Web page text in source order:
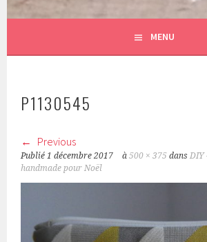
MENU
P1130545
Previous
Publié1 décembre 2017 à500 × 375 dansDIY
handmade pour Noël